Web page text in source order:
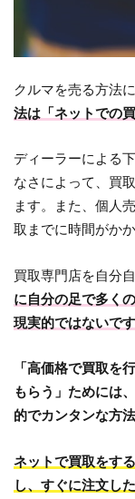
クルマを売る方法
法は「ネットでの
ディーラーによる
なさによって、買
ます。また、個人
取までに時間がか
買取専門店を自分
に自分の足で多く
現実的ではないです
「高価格で買取を
もらう」ためには
的でカンタンな方
ネットで買取をす
し、すぐに注文し